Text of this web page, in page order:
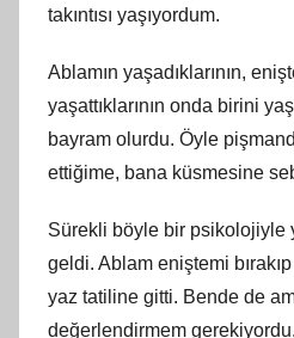
takıntısı yaşıyordum.
Ablamın yaşadıklarının,
yaşattıklarının onda birini
bayram olurdu. Öyle
ettiğime, bana küsmesine
Sürekli böyle bir psikolojiyle
geldi. Ablam eniştemi
yaz tatiline gitti. Bende de
değerlendirmem